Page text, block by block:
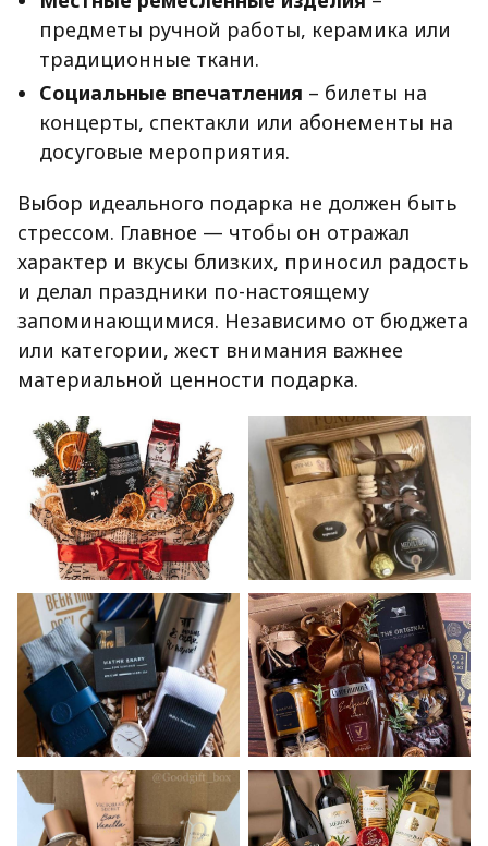
предметы ручной работы, керамика или
традиционные ткани.
Социальные впечатления – билеты на
концерты, спектакли или абонементы на
досуговые мероприятия.
Выбор идеального подарка не должен быть
стрессом. Главное — чтобы он отражал
характер и вкусы близких, приносил радость
и делал праздники по-настоящему
запоминающимися. Независимо от бюджета
или категории, жест внимания важнее
материальной ценности подарка.